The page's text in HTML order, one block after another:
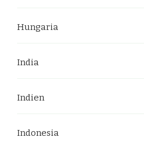
Hungaria
India
Indien
Indonesia